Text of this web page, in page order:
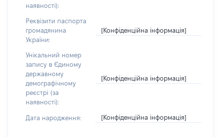
наявності):
Реквізити паспорта
громадянина
України:
[Конфіденційна інформація]
Унікальний номер
запису в Єдиному
державному
демографічному
реєстрі (за
наявності):
[Конфіденційна інформація]
Дата народження: [Конфіденційна інформація]